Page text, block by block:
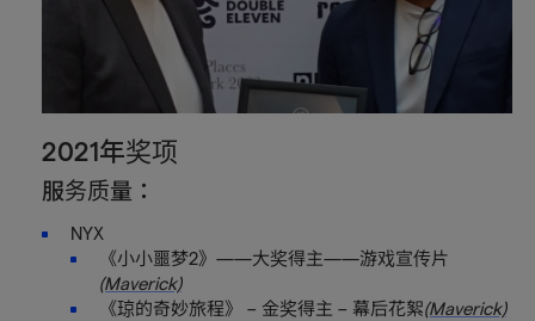
2021年奖项
服务质量：
NYX
《小小噩梦2》——大奖得主——游戏宣传片
(Maverick)
《琼的奇妙旅程》 – 金奖得主 – 幕后花絮(Maverick)